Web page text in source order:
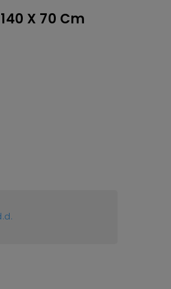
X 70 Cm